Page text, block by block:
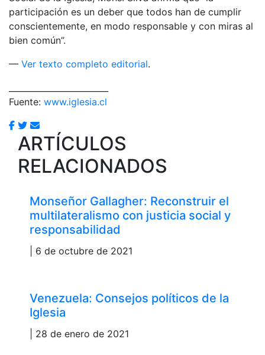
participación es un deber que todos han de cumplir
conscientemente, en modo responsable y con miras al
bien común”.
— Ver texto completo editorial.
Fuente: www.iglesia.cl
ARTÍCULOS
RELACIONADOS
Monseñor Gallagher: Reconstruir el
multilateralismo con justicia social y
responsabilidad
| 6 de octubre de 2021
Venezuela: Consejos políticos de la
Iglesia
| 28 de enero de 2021